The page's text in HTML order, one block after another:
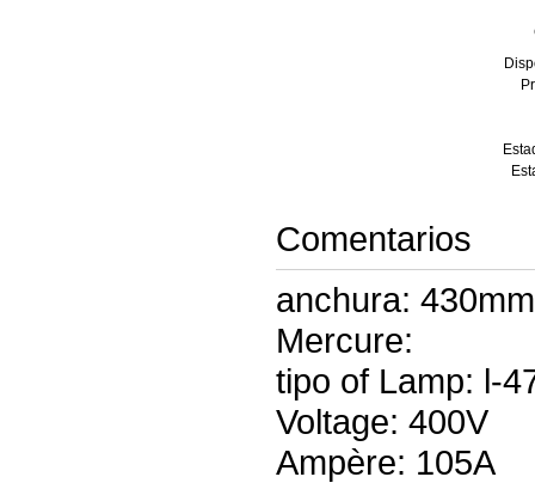
Comentarios
anchura:
Mercure:
tipo of Lamp: l-
Voltage: 400V
Ampère: 105A